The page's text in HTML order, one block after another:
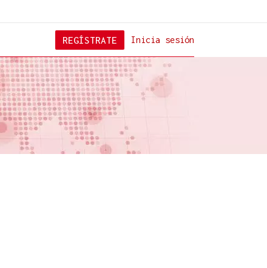
Inicia sesión
REGÍSTRATE